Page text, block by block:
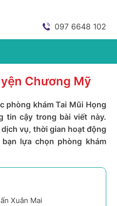
097 6648 102
Chương Mỹ
phòng khám Tai Mũi Họng
tin cậy trong bài viết này.
vụ, thời gian hoạt động
lựa chọn phòng khám
Xuân Mai